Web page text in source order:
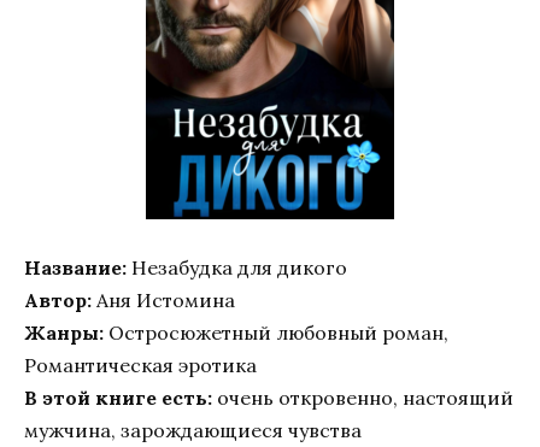
Название: Незабудка для дикого
Автор: Аня Истомина
Жанры: Остросюжетный любовный роман,
Романтическая эротика
В этой книге есть: очень откровенно, настоящий
мужчина, зарождающиеся чувства